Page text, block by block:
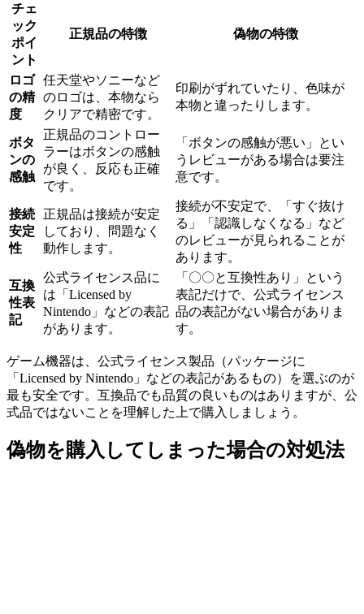
チェ
ック
ポイ
ント
正規品の特徴 偽物の特徴
ロゴ
の精
度
任天堂やソニーなど
のロゴは、本物なら
クリアで精密です。
印刷がずれていたり、色味が
本物と違ったりします。
ボタ
ンの
感触
正規品のコントロー
ラーはボタンの感触
が良く、反応も正確
です。
「ボタンの感触が悪い」とい
うレビューがある場合は要注
意です。
接続
安定
性
正規品は接続が安定
しており、問題なく
動作します。
接続が不安定で、「すぐ抜け
る」「認識しなくなる」など
のレビューが見られることが
あります。
互換
性表
記
公式ライセンス品に
は「Licensed by
Nintendo」などの表記
があります。
「〇〇と互換性あり」という
表記だけで、公式ライセンス
品の表記がない場合がありま
す。
ゲーム機器は、公式ライセンス製品（パッケージに
「Licensed by Nintendo」などの表記があるもの）を選ぶのが
最も安全です。互換品でも品質の良いものはありますが、公
式品ではないことを理解した上で購入しましょう。
偽物を購入してしまった場合の対処法